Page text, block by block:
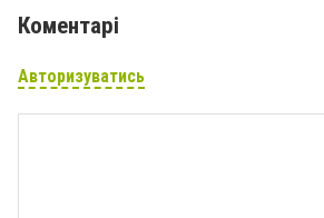
Коментарі
Авторизуватись